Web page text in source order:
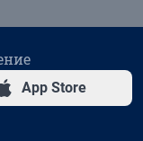
App Store